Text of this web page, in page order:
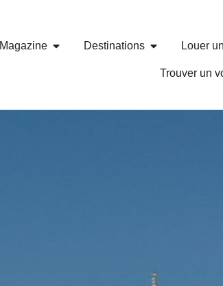
Magazine Destinations Louer
Trouver un